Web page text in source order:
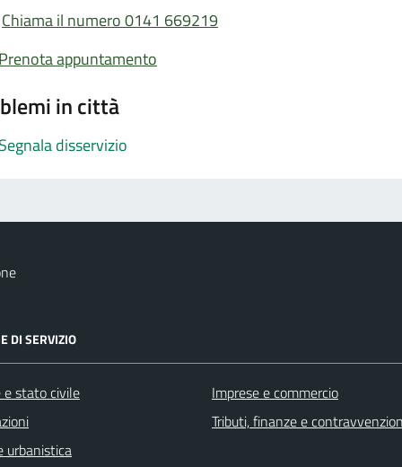
Chiama il numero 0141 669219
Prenota appuntamento
in città
Segnala disservizio
DI SERVIZIO
e stato civile
urbanistica
Imprese e commercio
Tributi, finanze e